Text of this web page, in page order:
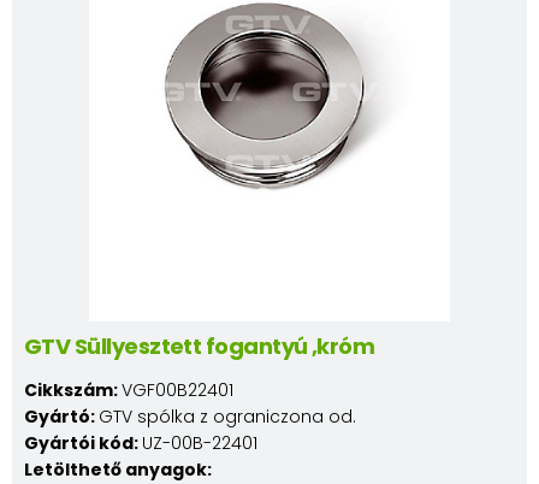
GTV Süllyesztett fogantyú ,króm
Cikkszám:VGF00B22401
Gyártó: GTV spólka z ograniczona od.
Gyártói kód: UZ-00B-22401
Letölthető anyagok: